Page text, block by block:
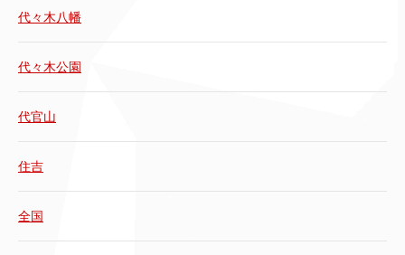
代々木八幡
代々木公園
代官山
住吉
全国